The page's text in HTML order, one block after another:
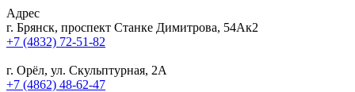
Адрес
г. Брянск, проспект Станке Димитрова, 54Ак2
+7 (4832) 72-51-82
г. Орёл, ул. Скульптурная, 2А
+7 (4862) 48-62-47